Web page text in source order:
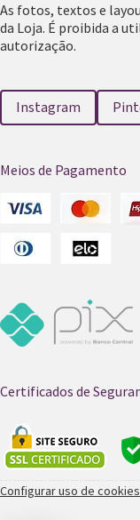
As fotos, textos e
da Loja. É proibida a
autorização.
Instagram
Meios de Pagamento
Certificados de
Configurar uso de cookies